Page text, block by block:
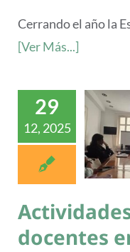
Cerrando el año la
[Ver Más...]
29
12, 2025
docentes